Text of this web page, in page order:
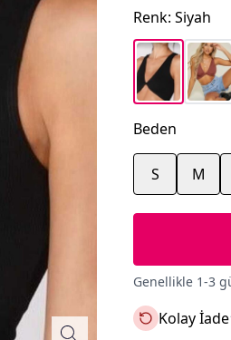
Renk: Siyah
Beden
S M
Genellikle 1-3
Kolay İade